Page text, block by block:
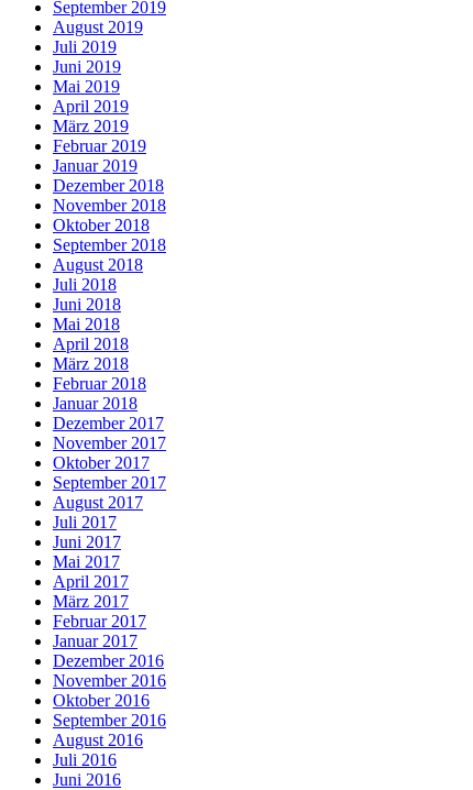
September 2019
August 2019
Juli 2019
Juni 2019
Mai 2019
April 2019
März 2019
Februar 2019
Januar 2019
Dezember 2018
November 2018
Oktober 2018
September 2018
August 2018
Juli 2018
Juni 2018
Mai 2018
April 2018
März 2018
Februar 2018
Januar 2018
Dezember 2017
November 2017
Oktober 2017
September 2017
August 2017
Juli 2017
Juni 2017
Mai 2017
April 2017
März 2017
Februar 2017
Januar 2017
Dezember 2016
November 2016
Oktober 2016
September 2016
August 2016
Juli 2016
Juni 2016